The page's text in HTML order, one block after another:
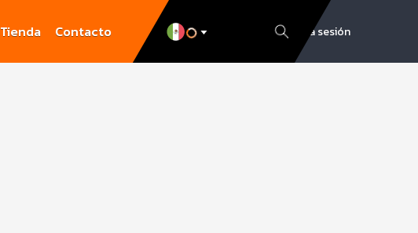
Tienda Contacto Inicia sesión